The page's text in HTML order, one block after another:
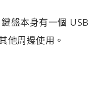
盤本身有一個 USB
他周邊使用。